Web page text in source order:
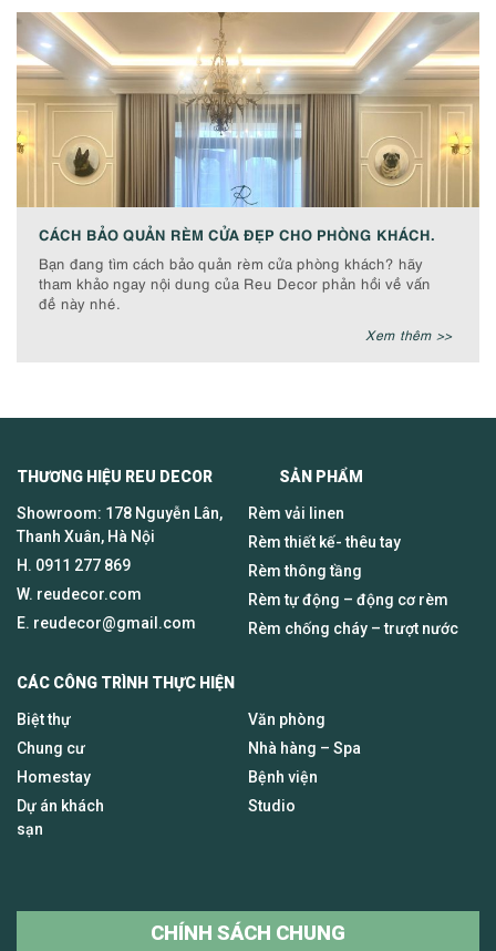
CÁCH BẢO QUẢN RÈM CỬA ĐẸP CHO PHÒNG KHÁCH.
Bạn đang tìm cách bảo quản rèm cửa phòng khách? hãy
tham khảo ngay nội dung của Reu Decor phản hồi về vấn
đề này nhé.
Xem thêm >>
THƯƠNG HIỆU REU DECOR SẢN PHẨM
Showroom: 178 Nguyễn Lân,
Thanh Xuân, Hà Nội
H. 0911 277 869
W. reudecor.com
E. reudecor@gmail.com
Rèm vải linen
Rèm thiết kế- thêu tay
Rèm thông tầng
Rèm tự động – động cơ rèm
Rèm chống cháy – trượt nước
CÁC CÔNG TRÌNH THỰC HIỆN
Biệt thự
Chung cư
Homestay
Dự án khách
sạn
Văn phòng
Nhà hàng – Spa
Bệnh viện
Studio
CHÍNH SÁCH CHUNG